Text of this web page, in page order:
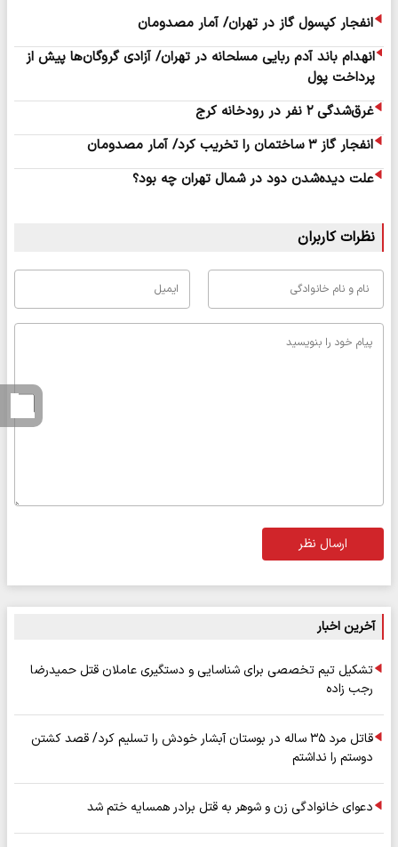
انفجار کپسول گاز در تهران/ آمار مصدومان
انهدام باند آدم‌ ربایی مسلحانه در تهران/ آزادی گروگان‌ها پیش از
پرداخت پول
غرق‌شدگی ۲ نفر در رودخانه کرج
انفجار گاز ۳ ساختمان را تخریب کرد/ آمار مصدومان
علت دیده‌شدن دود در شمال تهران چه بود؟
نظرات کاربران
ارسال نظر
آخرین اخبار
تشکیل تیم تخصصی برای شناسایی و دستگیری عاملان قتل حمیدرضا
رجب زاده
قاتل مرد ۳۵ ساله در بوستان آبشار خودش را تسلیم کرد/ قصد کشتن
دوستم را نداشتم
دعوای خانوادگی زن و شوهر به قتل برادر همسایه ختم شد